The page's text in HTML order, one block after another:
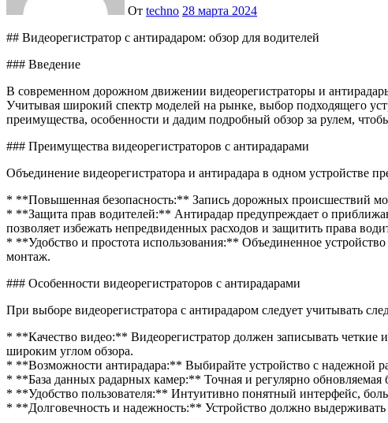
От techno 28 марта 2024
## Видеорегистратор с антирадаром: обзор для водителей
### Введение
В современном дорожном движении видеорегистраторы и
Учитывая широкий спектр моделей на рынке, выбор подходящего
преимущества, особенности и дадим подробный обзор за рулем,
### Преимущества видеорегистраторов с антирадарами
Объединение видеорегистратора и антирадара в одном устройстве
* **Повышенная безопасность:** Запись дорожных происшествий
* **Защита прав водителей:** Антирадар предупреждает о
позволяет избежать непредвиденных расходов и защитить права
* **Удобство и простота использования:** Объединенное
монтаж.
### Особенности видеорегистраторов с антирадарами
При выборе видеорегистратора с антирадаром следует учитывать
* **Качество видео:** Видеорегистратор должен записывать
широким углом обзора.
* **Возможности антирадара:** Выбирайте устройство с надежной
* **База данных радарных камер:** Точная и регулярно
* **Удобство пользователя:** Интуитивно понятный интерфейс,
* **Долговечность и надежность:** Устройство должно